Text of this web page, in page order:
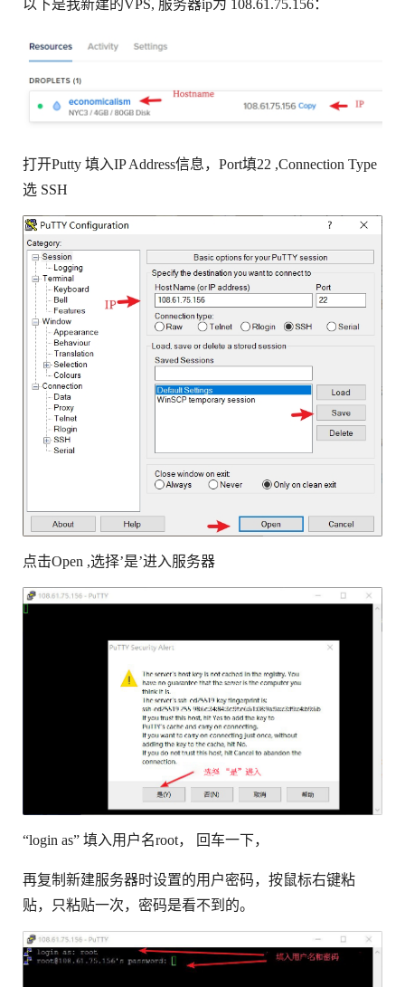
以下是我新建的VPS, 服务器ip为 108.61.75.156：
打开Putty 填入IP Address信息，Port填22 ,Connection Type
选 SSH
点击Open ,选择’是’进入服务器
“login as” 填入用户名root， 回车一下，
再复制新建服务器时设置的用户密码，按鼠标右键粘
贴，只粘贴一次，密码是看不到的。